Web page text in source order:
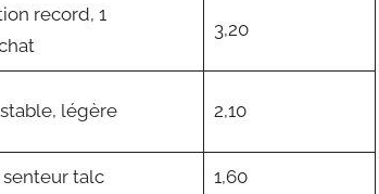
record, 1
3,20
légère 2,10
talc 1,60